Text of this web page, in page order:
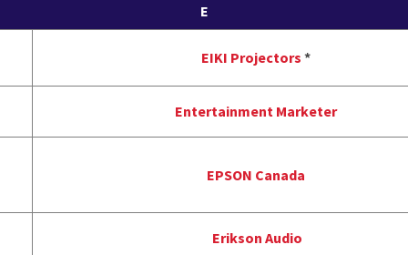
E
EIKI Projectors *
Entertainment Marketer
EPSON Canada
Erikson Audio